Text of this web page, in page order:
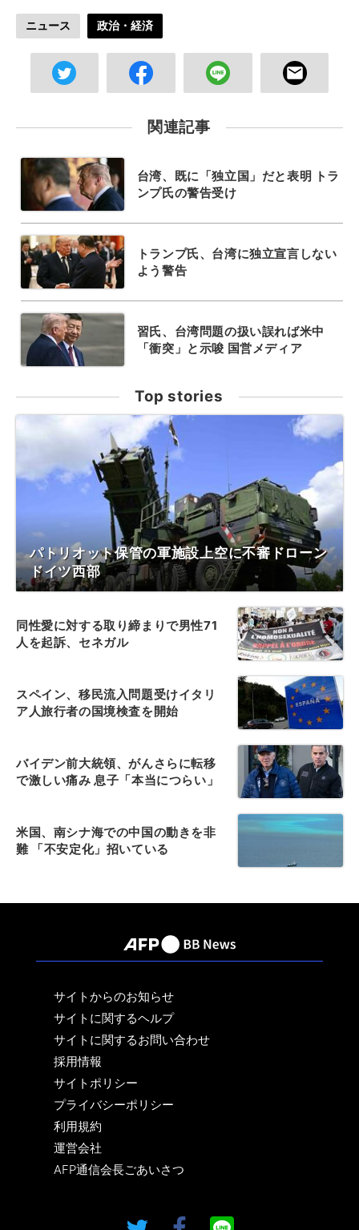
ニュース 政治・経済
関連記事
台湾、既に「独立国」だと表明 トラ
ンプ氏の警告受け
トランプ氏、台湾に独立宣言しない
よう警告
習氏、台湾問題の扱い誤れば米中
「衝突」と示唆 国営メディア
Top stories
パトリオット保管の軍施設上空に不審ドローン
ドイツ西部
同性愛に対する取り締まりで男性71
人を起訴、セネガル
スペイン、移民流入問題受けイタリ
ア人旅行者の国境検査を開始
バイデン前大統領、がんさらに転移
で激しい痛み 息子「本当につらい」
米国、南シナ海での中国の動きを非
難 「不安定化」招いている
サイトからのお知らせ
サイトに関するヘルプ
サイトに関するお問い合わせ
採用情報
サイトポリシー
プライバシーポリシー
利用規約
運営会社
AFP通信会長ごあいさつ